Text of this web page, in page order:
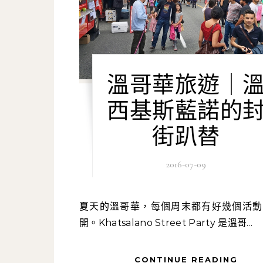
溫哥華旅遊｜
西基斯藍諾的
街趴替
2016-07-09
夏天的溫哥華，每個周末都有好幾個活動同時展
開。Khatsalano Street Party 是溫哥...
CONTINUE READING